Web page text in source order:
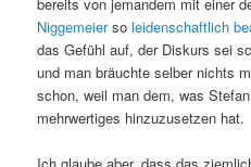
Niggemeiersoleidenschaftlich
das Gefühl auf, der Diskurs sei
und man bräuchte selber nichts
schon, weil man dem, was
mehrwertiges hinzuzusetzen hat.